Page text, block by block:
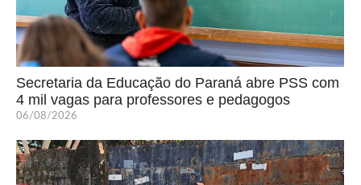
Secretaria da Educação do Paraná abre PSS com
4 mil vagas para professores e pedagogos
06/08/2026